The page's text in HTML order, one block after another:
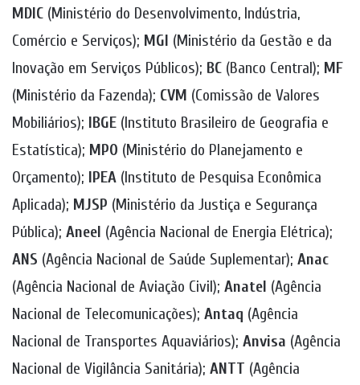
MDIC (Ministério do Desenvolvimento, Indústria,
Comércio e Serviços); MGI (Ministério da Gestão e da
Inovação em Serviços Públicos); BC (Banco Central); MF
(Ministério da Fazenda); CVM (Comissão de Valores
Mobiliários); IBGE (Instituto Brasileiro de Geografia e
Estatística); MPO (Ministério do Planejamento e
Orçamento); IPEA (Instituto de Pesquisa Econômica
Aplicada); MJSP (Ministério da Justiça e Segurança
Pública); Aneel (Agência Nacional de Energia Elétrica);
ANS (Agência Nacional de Saúde Suplementar); Anac
(Agência Nacional de Aviação Civil); Anatel (Agência
Nacional de Telecomunicações); Antaq (Agência
Nacional de Transportes Aquaviários); Anvisa (Agência
Nacional de Vigilância Sanitária); ANTT (Agência